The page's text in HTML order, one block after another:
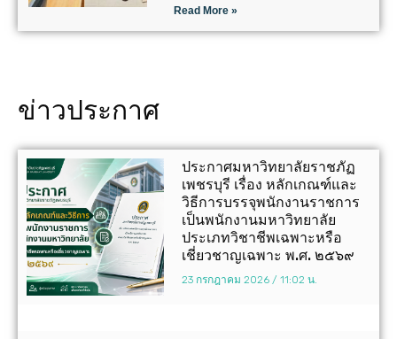
Read More »
ข่าวประกาศ
ประกาศมหาวิทยาลัยราชภัฏ
เพชรบุรี เรื่อง หลักเกณฑ์และ
วิธีการบรรจุพนักงานราชการ
เป็นพนักงานมหาวิทยาลัย
ประเภทวิชาชีพเฉพาะหรือ
เชี่ยวชาญเฉพาะ พ.ศ. ๒๕๖๙
23 กรกฎาคม 2026 11:02 น.